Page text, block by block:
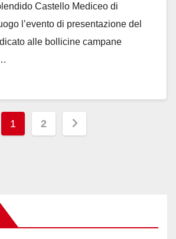
Castello Mediceo di
l’evento di presentazione del
alle bollicine campane
Paginazione
1 2